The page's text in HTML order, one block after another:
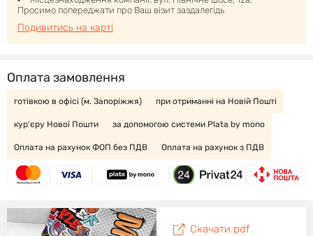
Просимо попереджати про Ваш візит заздалегідь
Подивитись на карті
Оплата замовлення
готівкою в офісі (м. Запоріжжя) при отриманні на Новій Пошті
кур'єру Нової Пошти за допомогою системи Plata by mono
Оплата на рахунок ФОП без ПДВ Оплата на рахунок з ПДВ
Скачати.pdf